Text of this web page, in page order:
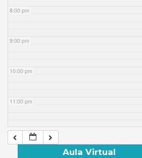
8:00 pm
9:00 pm
10:00 pm
11:00 pm
Aula Virtual